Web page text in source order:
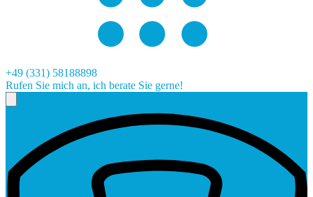
+49 (331) 58188898
Rufen Sie mich an, ich berate Sie gerne!